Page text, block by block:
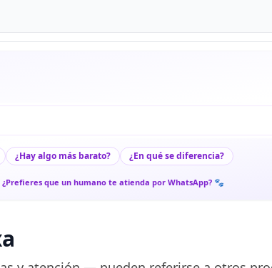
¿Hay algo más barato? ¿En qué se diferencia?
¿Prefieres que un humano te atienda por WhatsApp? 🐾